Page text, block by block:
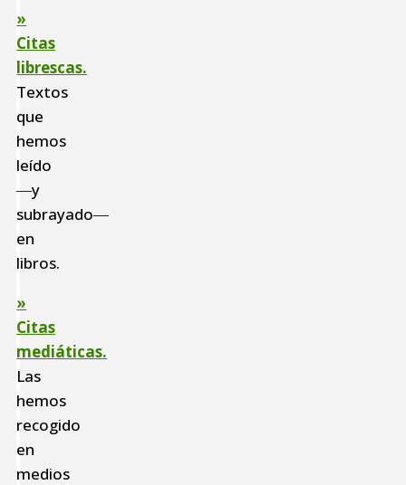
»
Citas
librescas.
Textos
que
hemos
leído
―y
subrayado―
en
libros.
»
Citas
mediáticas.
Las
hemos
recogido
en
medios